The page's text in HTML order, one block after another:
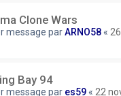
Clone Wars
message parARNO58 «
Bay 94
message par es59 « 22